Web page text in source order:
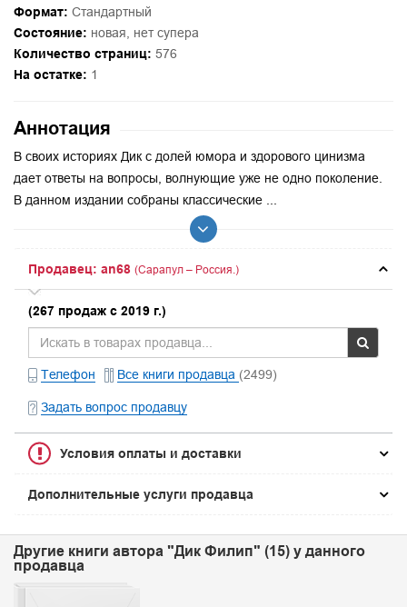
Формат: Стандартный
Состояние: новая, нет супера
Количество страниц: 576
На остатке: 1
Аннотация
В своих историях Дик с долей юмора и здорового цинизма
дает ответы на вопросы, волнующие уже не одно поколение.
В данном издании собраны классические ...
Продавец: an68 (Сарапул – Россия.)
(267 продаж с 2019 г.)
Телефон Все книги продавца (2499)
Задать вопрос продавцу
Условия оплаты и доставки
Дополнительные услуги продавца
Другие книги автора "Дик Филип" (15) у данного
продавца